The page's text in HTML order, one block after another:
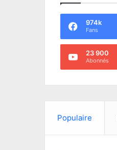
974k
Fans
23 900
Abonnés
Populaire